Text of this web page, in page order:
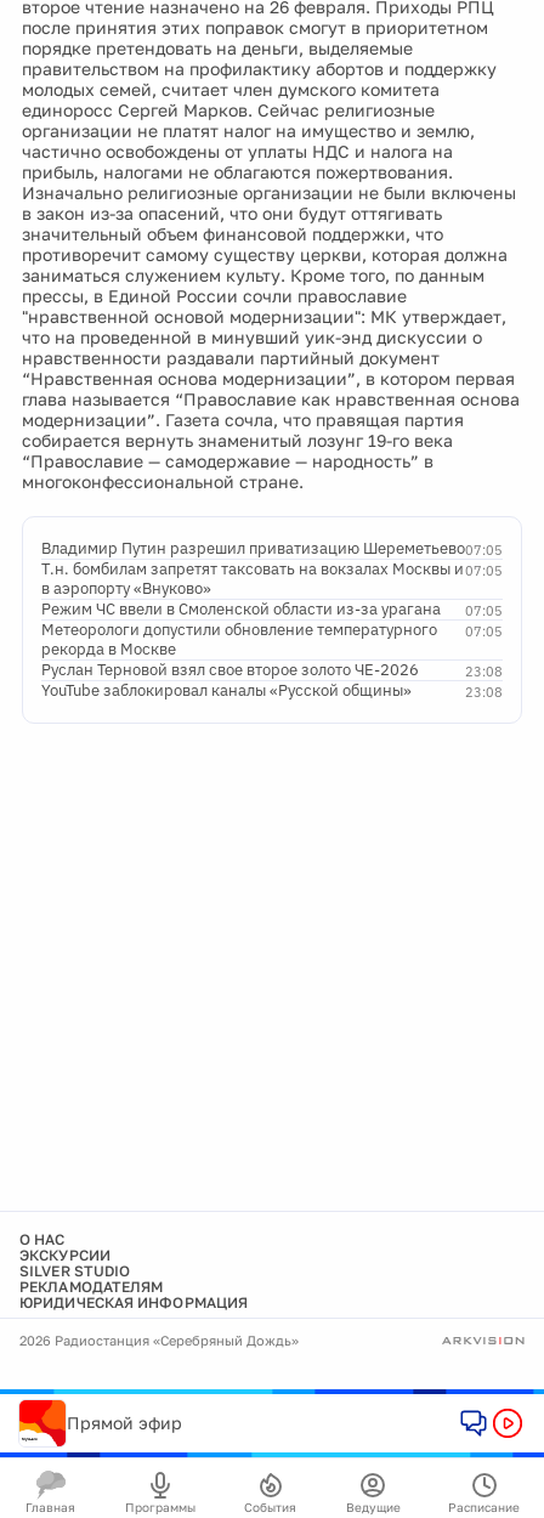
второе чтение назначено на 26 февраля. Приходы РПЦ
после принятия этих поправок смогут в приоритетном
порядке претендовать на деньги, выделяемые
правительством на профилактику абортов и поддержку
молодых семей, считает член думского комитета
единоросс Сергей Марков. Сейчас религиозные
организации не платят налог на имущество и землю,
частично освобождены от уплаты НДС и налога на
прибыль, налогами не облагаются пожертвования.
Изначально религиозные организации не были включены
в закон из-за опасений, что они будут оттягивать
значительный объем финансовой поддержки, что
противоречит самому существу церкви, которая должна
заниматься служением культу. Кроме того, по данным
прессы, в Единой России сочли православие
"нравственной основой модернизации": МК утверждает,
что на проведенной в минувший уик-энд дискуссии о
нравственности раздавали партийный документ
“Нравственная основа модернизации”, в котором первая
глава называется “Православие как нравственная основа
модернизации”. Газета сочла, что правящая партия
собирается вернуть знаменитый лозунг 19-го века
“Православие — самодержавие — народность” в
многоконфессиональной стране.
07:05
Владимир Путин разрешил приватизацию Шереметьево
07:05
Т.н. бомбилам запретят таксовать на вокзалах Москвы и
в аэропорту «Внуково»
07:05
Режим ЧС ввели в Смоленской области из-за урагана
07:05
Метеорологи допустили обновление температурного
рекорда в Москве
23:08
Руслан Терновой взял свое второе золото ЧЕ-2026
23:08
YouTube заблокировал каналы «Русской общины»
О НАС
ЭКСКУРСИИ
SILVER STUDIO
РЕКЛАМОДАТЕЛЯМ
ЮРИДИЧЕСКАЯ ИНФОРМАЦИЯ
2026 Радиостанция «Серебряный Дождь»
Прямой эфир
Главная Программы События Ведущие Расписание